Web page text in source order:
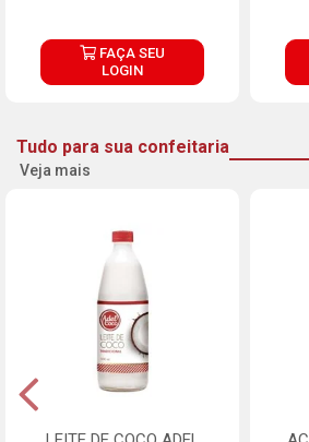
FAÇA SEU
LOGIN
Tudo para sua confeitaria
Veja mais